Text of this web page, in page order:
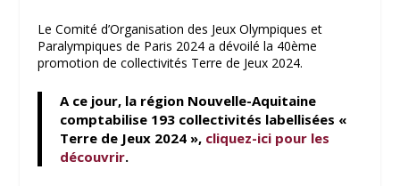
Le Comité d’Organisation des Jeux Olympiques et
Paralympiques de Paris 2024 a dévoilé la 40ème
promotion de collectivités Terre de Jeux 2024.
A ce jour, la région Nouvelle-Aquitaine
comptabilise 193 collectivités labellisées «
Terre de Jeux 2024 », cliquez-ici pour les
découvrir.